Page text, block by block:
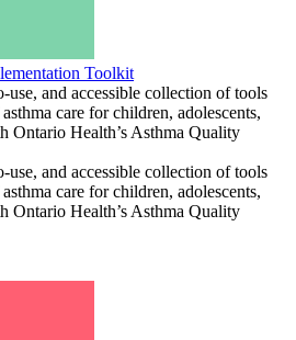
Toolkit
use, and accessible collection of tools
care for children, adolescents,
Ontario Health’s Asthma Quality
use, and accessible collection of tools
care for children, adolescents,
Ontario Health’s Asthma Quality